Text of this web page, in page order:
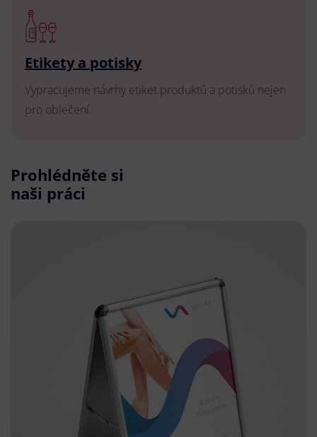
Etikety a potisky
Vypracujeme návrhy etiket produktů a potisků nejen
pro oblečení.
Prohlédněte si
naši práci